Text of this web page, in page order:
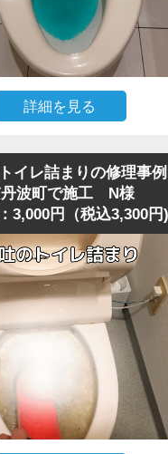
難しいケースが非常に多い
は水量が少ないため、少し
団子状に固まりやすく、家
ど動かないケースが多いのが
務用の高圧ポンプを使用し
を段階的にかけて作業を行
回復。
でも異常はなく、通常利用
せる」と表記されていても
ルの原因になりやすいため
ことが一番安全です。
が出た場合は無理に流さず
おすすめします。
詳細を見る
が使えなくなったというご
ると、便器の内部で猫砂が
いる状態でした。
書かれた猫砂も販売されて
と急激に膨張したり、塊に
奥で詰まりやすく、京丹波
えています。
は水量が少ないため、砂の
ップや薬剤ではまったく効
です。
面的な処置では改善が見込
外して内部の閉塞箇所に直
イレ詰まりの修理事例
波町で施工 N様
3,000円（税込3,300円